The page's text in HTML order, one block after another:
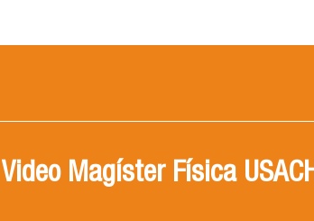
Video Magíster Física